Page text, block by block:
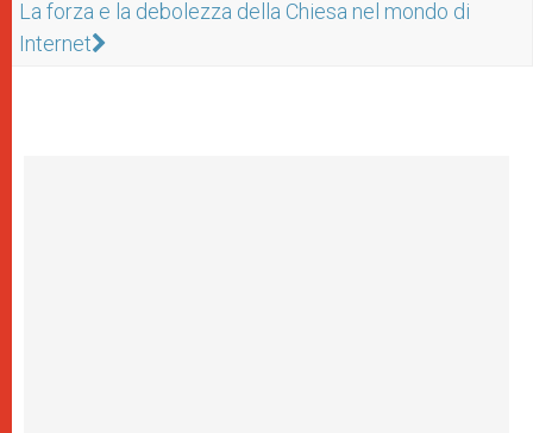
La forza e la debolezza della Chiesa nel mondo di
Internet